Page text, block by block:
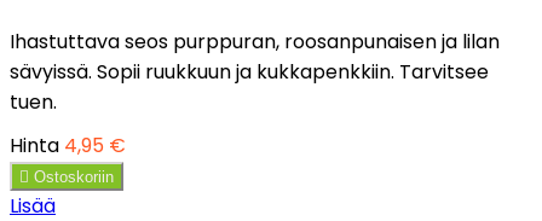
Ihastuttava seos purppuran, roosanpunaisen ja lilan
sävyissä. Sopii ruukkuun ja kukkapenkkiin. Tarvitsee
tuen.
Hinta 4,95 €
 Ostoskoriin
Lisää